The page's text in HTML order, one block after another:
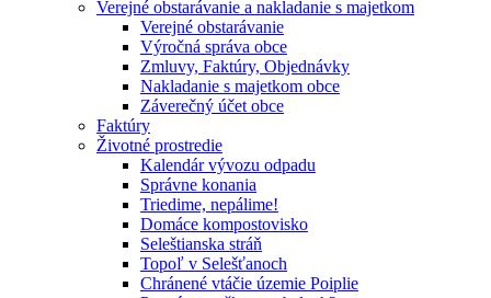
Verejné obstarávanie a nakladanie s majetkom
Verejné obstarávanie
Výročná správa obce
Zmluvy, Faktúry, Objednávky
Nakladanie s majetkom obce
Záverečný účet obce
Faktúry
Životné prostredie
Kalendár vývozu odpadu
Správne konania
Triedime, nepálime!
Domáce kompostovisko
Seleštianska stráň
Topoľ v Selešťanoch
Chránené vtáčie územie Poiplie